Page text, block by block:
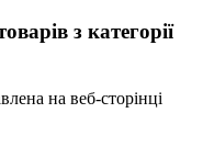
з категорії
на веб-сторінці